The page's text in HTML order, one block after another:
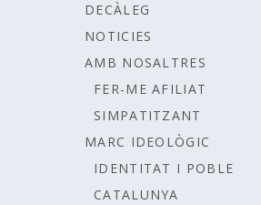
DECÀLEG
NOTICIES
AMB NOSALTRES
FER-ME AFILIAT
SIMPATITZANT
MARC IDEOLÒGIC
IDENTITAT I POBLE
CATALUNYA